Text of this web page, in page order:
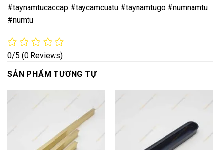
#taynamtucaocap #taycamcuatu #taynamtugo #numnamtu
#numtu
0/5 (0 Reviews)
SẢN PHẨM TƯƠNG TỰ